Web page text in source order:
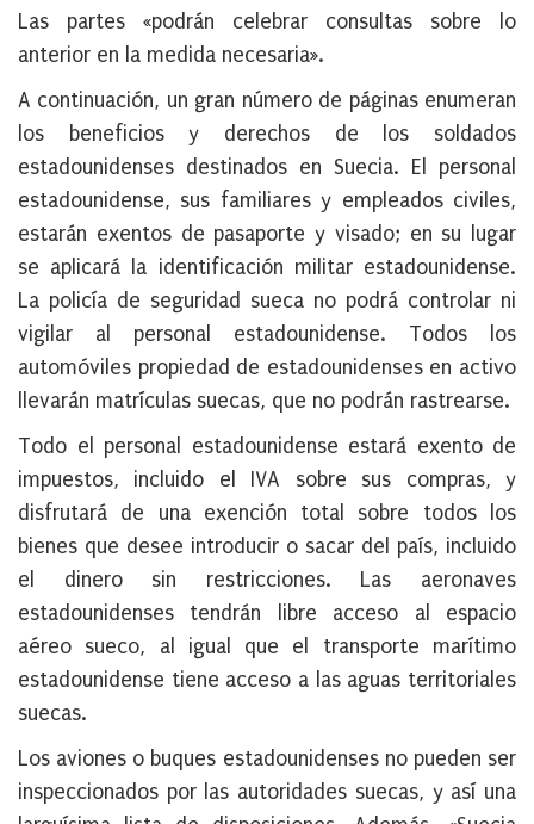
Las partes «podrán celebrar consultas sobre lo
anterior en la medida necesaria».
A continuación, un gran número de páginas enumeran
los beneficios y derechos de los soldados
estadounidenses destinados en Suecia. El personal
estadounidense, sus familiares y empleados civiles,
estarán exentos de pasaporte y visado; en su lugar
se aplicará la identificación militar estadounidense.
La policía de seguridad sueca no podrá controlar ni
vigilar al personal estadounidense. Todos los
automóviles propiedad de estadounidenses en activo
llevarán matrículas suecas, que no podrán rastrearse.
Todo el personal estadounidense estará exento de
impuestos, incluido el IVA sobre sus compras, y
disfrutará de una exención total sobre todos los
bienes que desee introducir o sacar del país, incluido
el dinero sin restricciones. Las aeronaves
estadounidenses tendrán libre acceso al espacio
aéreo sueco, al igual que el transporte marítimo
estadounidense tiene acceso a las aguas territoriales
suecas.
Los aviones o buques estadounidenses no pueden ser
inspeccionados por las autoridades suecas, y así una